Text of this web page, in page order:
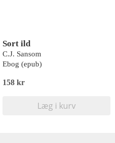
Sort ild
C.J. Sansom
Ebog (epub)
158 kr
Læg i kurv